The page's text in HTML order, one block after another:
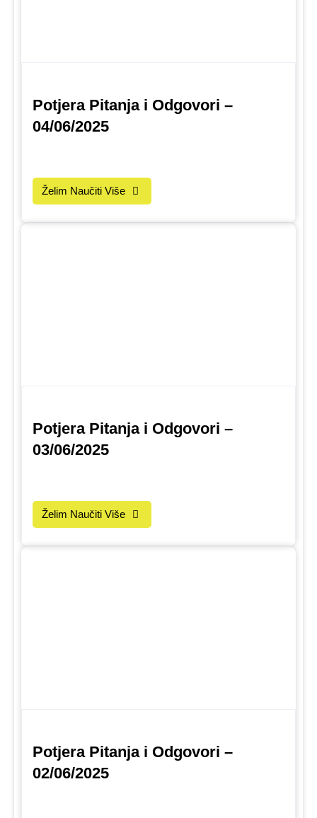
Potjera Pitanja i Odgovori –
04/06/2025
Želim Naučiti Više
Potjera Pitanja i Odgovori –
03/06/2025
Želim Naučiti Više
Potjera Pitanja i Odgovori –
02/06/2025